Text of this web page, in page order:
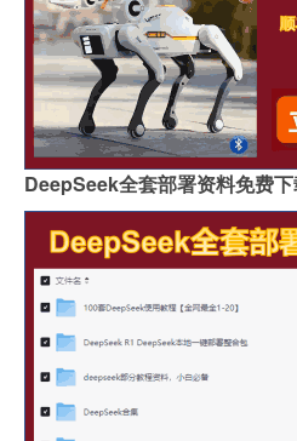
DeepSeek全套部署资料免费